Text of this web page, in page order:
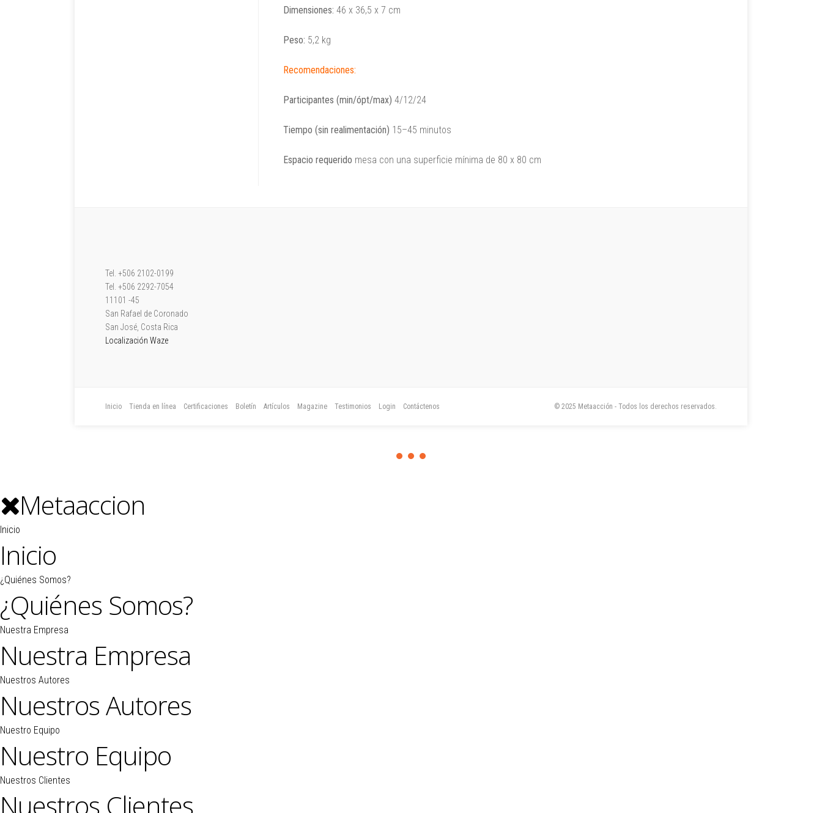
Dimensiones: 46 x 36,5 x 7 cm
Peso: 5,2 kg
Recomendaciones:
Participantes (min/ópt/max) 4/12/24
Tiempo (sin realimentación) 15–45 minutos
Espacio requerido mesa con una superficie mínima de 80 x 80 cm
Tel. +506 2102-0199
Tel. +506 2292-7054
11101 -45
San Rafael de Coronado
San José, Costa Rica
Localización Waze
Inicio Tienda en línea Certificaciones Boletín Artículos Magazine Testimonios Login Contáctenos © 2025 Metaacción - Todos los derechos reservados.
Metaaccion
Inicio
Inicio
¿Quiénes Somos?
¿Quiénes Somos?
Nuestra Empresa
Nuestra Empresa
Nuestros Autores
Nuestros Autores
Nuestro Equipo
Nuestro Equipo
Nuestros Clientes
Nuestros Clientes